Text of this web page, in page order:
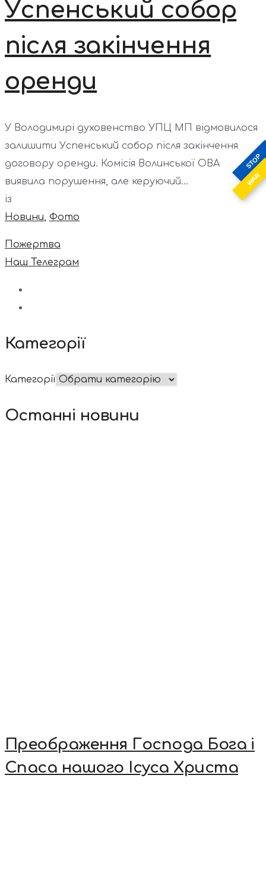
STOP
WAR
Успенський собор
після закінчення
оренди
У Володимирі духовенство УПЦ МП відмовилося
залишити Успенський собор після закінчення
договору оренди. Комісія Волинської ОВА
виявила порушення, але керуючий...
із
Новини, Фото
Пожертва
Наш Телеграм
Категорії
Категорії
Останні новини
Преображення Господа Бога і
Спаса нашого Ісуса Христа